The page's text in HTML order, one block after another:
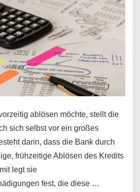
ablösen möchte, stellt die
sich selbst vor ein großes
darin, dass die Bank durch
frühzeitige Ablösen des Kredits
legt sie
fest, die diese …